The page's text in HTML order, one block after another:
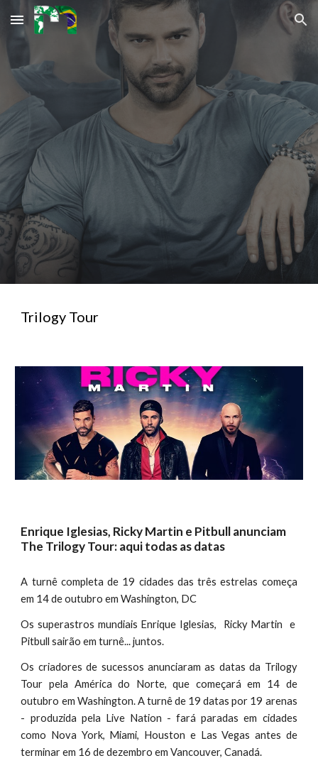
Skip to main content Skip to navigation
Trilogy Tour
Enrique Iglesias, Ricky Martin e Pitbull anunciam
The Trilogy Tour: aqui todas as datas
A turnê completa de 19 cidades das três estrelas começa
em 14 de outubro em Washington, DC
Os superastros mundiais Enrique Iglesias, Ricky Martin e
Pitbull sairão em turnê... juntos.
Os criadores de sucessos anunciaram as datas da Trilogy
Tour pela América do Norte, que começará em 14 de
outubro em Washington. A turnê de 19 datas por 19 arenas
- produzida pela Live Nation - fará paradas em cidades
como Nova York, Miami, Houston e Las Vegas antes de
terminar em 16 de dezembro em Vancouver, Canadá.